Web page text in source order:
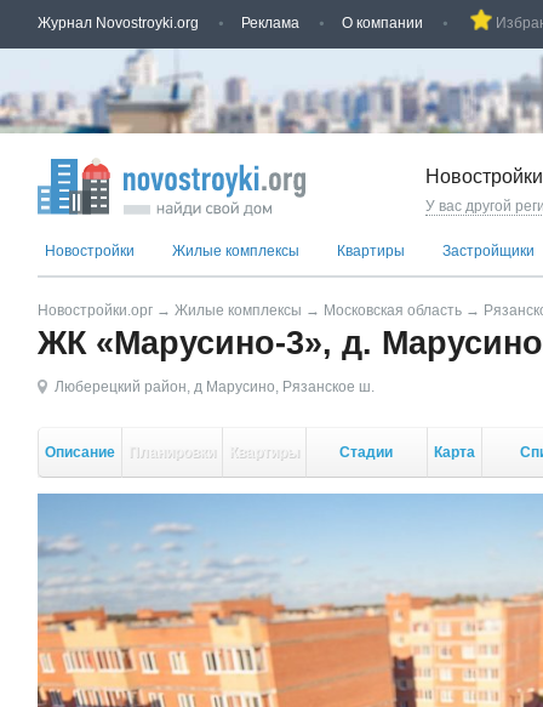
Журнал Novostroyki.org Реклама О компании
У вас другой
Новостройки Жилые комплексы Квартиры Застройщики
Новостройки.орг → Жилые комплексы → Московская область →
ЖК «Марусино-3», д. Марусино
Люберецкий район, д Марусино, Рязанское ш.
Описание Планировки Квартиры Стадии Карта